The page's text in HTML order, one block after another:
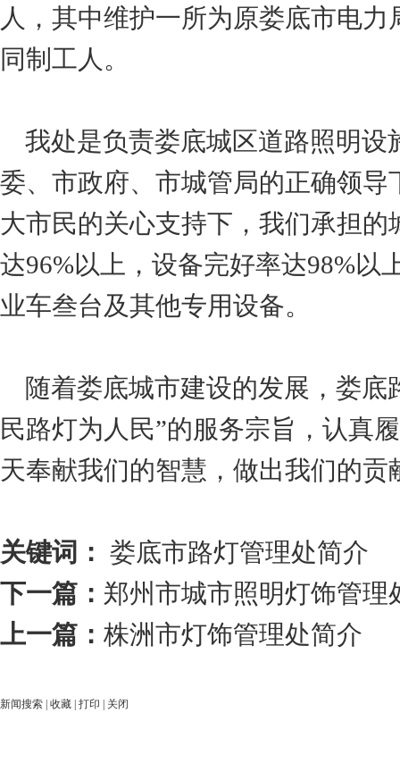
人，其中维护一所为原娄底市电
同制工人。
我处是负责娄底城区道路照明设
委、市政府、市城管局的正确领
大市民的关心支持下，我们承担
达96%以上，设备完好率达98%以
业车叁台及其他专用设备。
随着娄底城市建设的发展，娄底
民路灯为人民”的服务宗旨，认真
天奉献我们的智慧，做出我们的贡
关键词： 娄底市路灯管理处简介
下一篇： 郑州市城市照明灯饰管理
上一篇： 株洲市灯饰管理处简介
新闻搜索 收藏 打印 关闭